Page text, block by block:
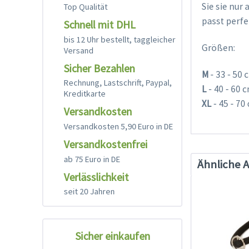
Top Qualität
Schnell mit DHL
bis 12 Uhr bestellt, taggleicher
Versand
Sicher Bezahlen
Rechnung, Lastschrift, Paypal,
Kreditkarte
Versandkosten
Versandkosten 5,90 Euro in DE
Versandkostenfrei
ab 75 Euro in DE
Verlässlichkeit
seit 20 Jahren
Sicher einkaufen
Sie sie nur
passt
Größen:
M - 33 - 50
L- 40 - 60
XL- 45 - 70
Ähnliche